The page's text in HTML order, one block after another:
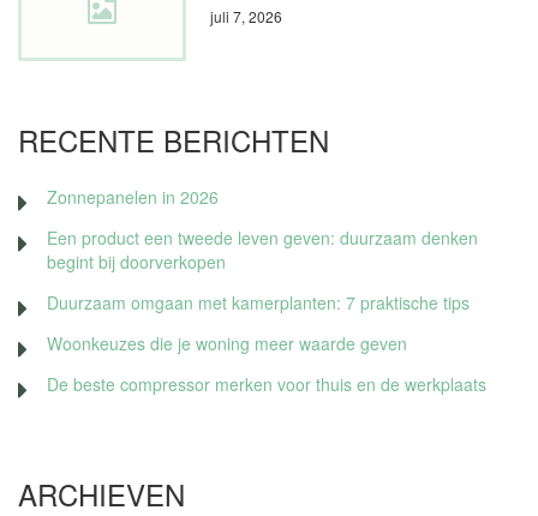
juli 7, 2026
RECENTE BERICHTEN
Zonnepanelen in 2026
Een product een tweede leven geven: duurzaam denken
begint bij doorverkopen
Duurzaam omgaan met kamerplanten: 7 praktische tips
Woonkeuzes die je woning meer waarde geven
De beste compressor merken voor thuis en de werkplaats
ARCHIEVEN